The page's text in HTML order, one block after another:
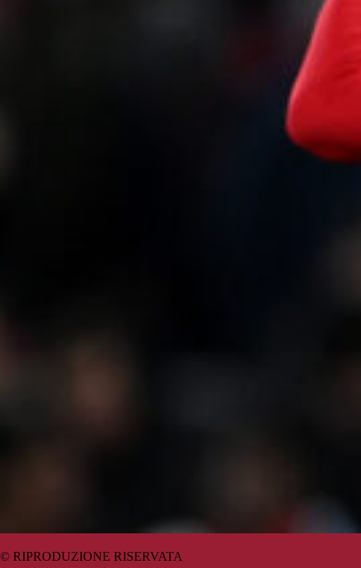
© RIPRODUZIONE RISERVATA